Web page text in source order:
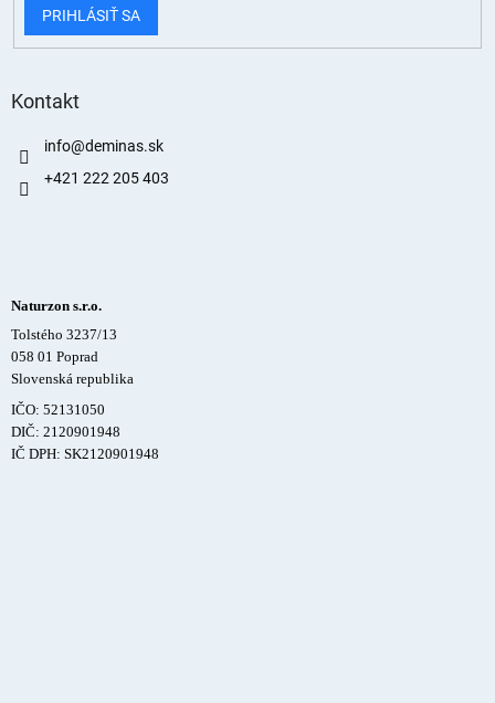
PRIHLÁSIŤ SA
Kontakt
info@deminas.sk
+421 222 205 403
Naturzon s.r.o.
Tolstého 3237/13
058 01 Poprad
Slovenská republika
IČO: 52131050
DIČ: 2120901948
IČ DPH: SK2120901948